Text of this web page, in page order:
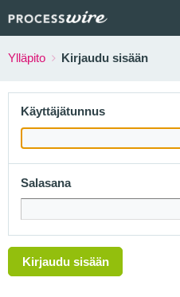
Ylläpito Kirjaudu sisään
Käyttäjätunnus
Salasana
Kirjaudu sisään